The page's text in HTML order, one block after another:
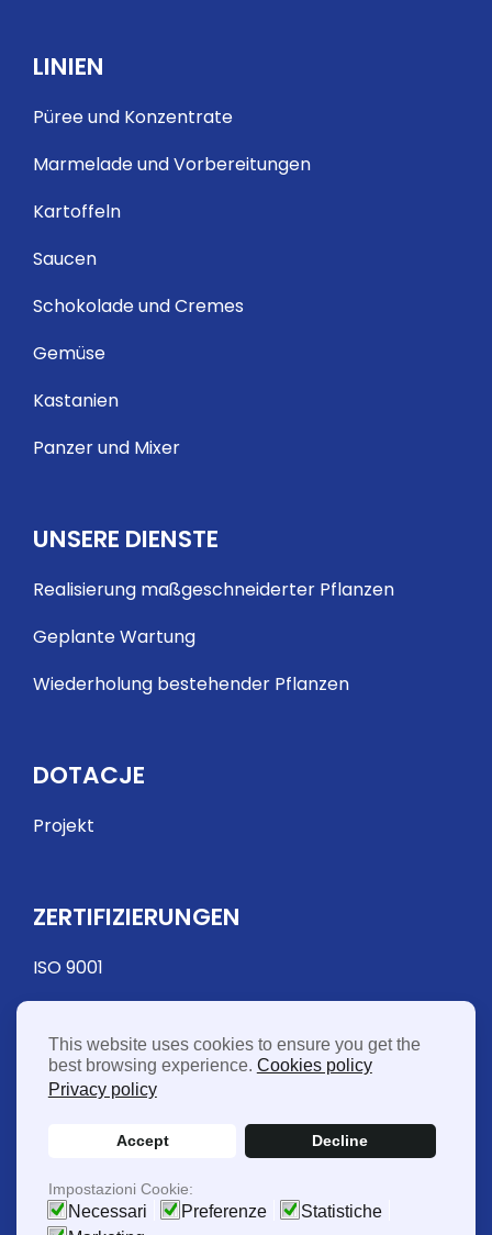
This website uses cookies to ensure you get the
best browsing experience. Cookies policy
Privacy policy
Accept Decline
Impostazioni Cookie:
Necessari Preferenze
Statistiche
LINIEN
Püree und Konzentrate
Marmelade und Vorbereitungen
Kartoffeln
Saucen
Schokolade und Cremes
Gemüse
Kastanien
Panzer und Mixer
UNSERE DIENSTE
Realisierung maßgeschneiderter Pflanzen
Geplante Wartung
Wiederholung bestehender Pflanzen
DOTACJE
Projekt
ZERTIFIZIERUNGEN
ISO 9001
© 2026 FME Food Machinery Europe Sp. z o.o. - USt-
IdNr. PL5272117546
Powered by
ML Soluzioni Web